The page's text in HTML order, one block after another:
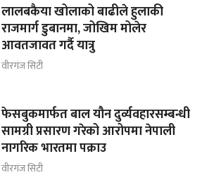
लालबकैया खोलाको बाढीले हुलाकी
राजमार्ग डुबानमा, जोखिम मोलेर
आवतजावत गर्दै यात्रु
वीरगंज सिटी
फेसबुकमार्फत बाल यौन दुर्व्यवहारसम्बन्धी
सामग्री प्रसारण गरेको आरोपमा नेपाली
नागरिक भारतमा पक्राउ
वीरगंज सिटी